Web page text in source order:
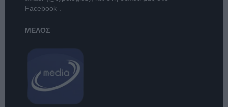
Facebook
ΜΕΛΟΣ